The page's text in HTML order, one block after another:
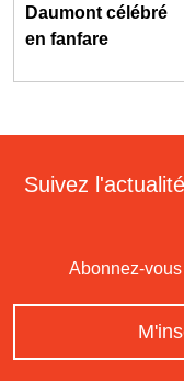
Daumont célébré
en fanfare
Suivez
Abonnez-